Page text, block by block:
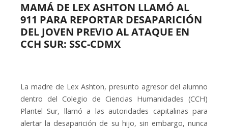
MAMÁ DE LEX ASHTON LLAMÓ AL
911 PARA REPORTAR DESAPARICIÓN
DEL JOVEN PREVIO AL ATAQUE EN
CCH SUR: SSC-CDMX
La madre de Lex Ashton, presunto agresor del alumno
dentro del Colegio de Ciencias Humanidades (CCH)
Plantel Sur, llamó a las autoridades capitalinas para
alertar la desaparición de su hijo, sin embargo, nunca